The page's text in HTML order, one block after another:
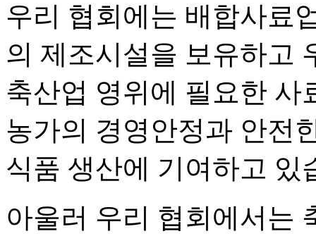
우리 협회에는 배합사료
의 제조시설을 보유하고
축산업 영위에 필요한 사
농가의 경영안정과 안전
식품 생산에 기여하고 있
아울러 우리 협회에서는